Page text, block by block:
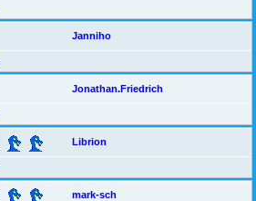
Janniho
Jonathan.Friedrich
Librion
mark-sch